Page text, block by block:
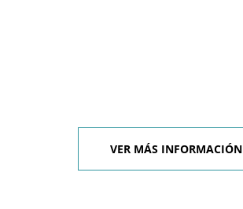
VER MÁS INFORMACIÓN